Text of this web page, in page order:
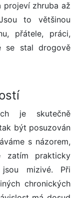
projeví zhruba až
to většinou
přátele, práci,
se stal drogově
je skutečně
být posuzován
s názorem,
zatím prakticky
mizivé. Při
chronických